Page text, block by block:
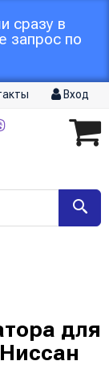
сразу в
запрос по
Вход
для